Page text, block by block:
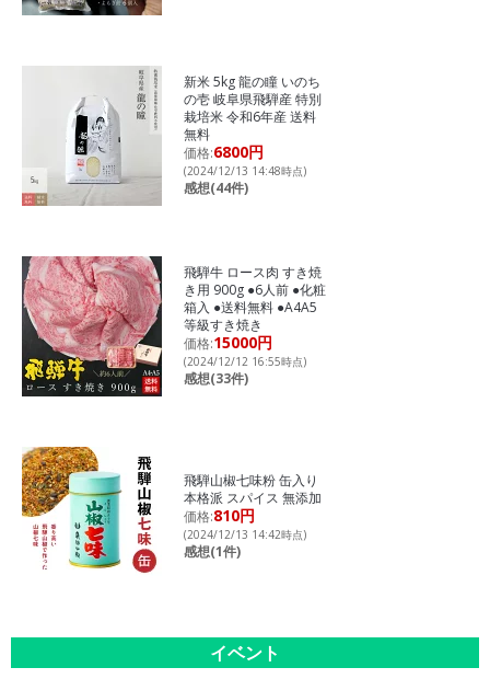
新米 5kg 龍の瞳 いのち
の壱 岐阜県飛騨産 特別
栽培米 令和6年産 送料
無料
価格:6800円
(2024/12/13 14:48時点)
感想(44件)
飛騨牛 ロース肉 すき焼
き用 900g ●6人前 ●化粧
箱入 ●送料無料 ●A4A5
等級すき焼き
価格:15000円
(2024/12/12 16:55時点)
感想(33件)
飛騨山椒七味粉 缶入り
本格派 スパイス 無添加
価格:810円
(2024/12/13 14:42時点)
感想(1件)
イベント